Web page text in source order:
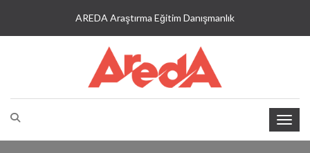
AREDA Araştırma Eğitim Danışmanlık